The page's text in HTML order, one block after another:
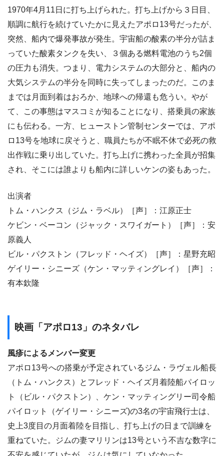
1970年4月11日に打ち上げられた。打ち上げから３日目、
順調に航行を続けていたかに見えたアポロ13号だったが、
突然、船内で爆発事故が発生。宇宙船の酸素の半分が詰ま
っていた酸素タンクを失い、３個ある燃料電池のうち2個
の圧力も消失。つまり、電力システムの大部分と、船内の
大気システムの半分を同時に失ってしまったのだ。このま
までは月面到着はおろか、地球への帰還も危うい。やが
て、この事態はマスコミが知ることになり、搭乗員の家族
にも伝わる。一方、ヒューストン管制センターでは、アポ
ロ13号を地球に戻そうと、職員たちが不眠不休で必死の救
出作戦に乗り出していた。打ち上げに携わった全員が招集
され、そこには誰よりも船内に詳しいケンの姿もあった。
出演者
トム・ハンクス（ジム・ラベル）［声］：江原正士
ケビン・ベーコン（ジャック・スワイガート）［声］：安
原義人
ビル・パクストン（フレッド・ヘイズ）［声］：星野充昭
ゲイリー・シニーズ（ケン・マッティングレイ）［声］：
有本欽隆
映画「アポロ13」のネタバレ
風疹によるメンバー変更
アポロ13号への搭乗が予定されているジム・ラヴェル船長
（トム・ハンクス）とフレッド・ヘイズ月着陸船パイロッ
ト（ビル・パクストン）、ケン・マッティングリー司令船
パイロット（ゲイリー・シニーズ)の3名の宇宙飛行士は、
史上3度目の月面着陸を目指し、打ち上げの日まで訓練を
重ねていた。ジムの妻マリリンは13号という不吉な数字に